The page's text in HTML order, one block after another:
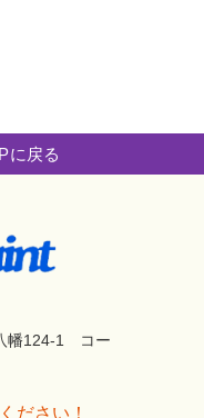
に戻る
幡124-1 コー
ださい！